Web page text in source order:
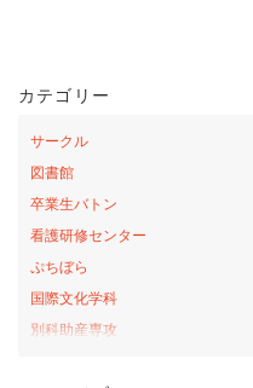
カテゴリー
サークル
図書館
卒業生バトン
看護研修センター
ぷちぼら
国際文化学科
別科助産専攻